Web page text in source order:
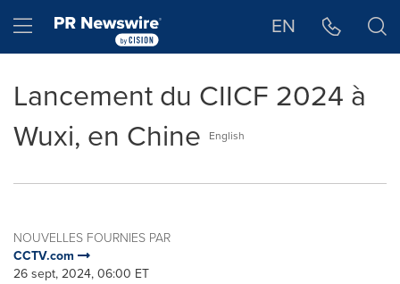
Hamburger menu EN
Lancement du CIICF 2024 à
Wuxi, en Chine
English
NOUVELLES FOURNIES PAR
CCTV.com
26 sept, 2024, 06:00 ET